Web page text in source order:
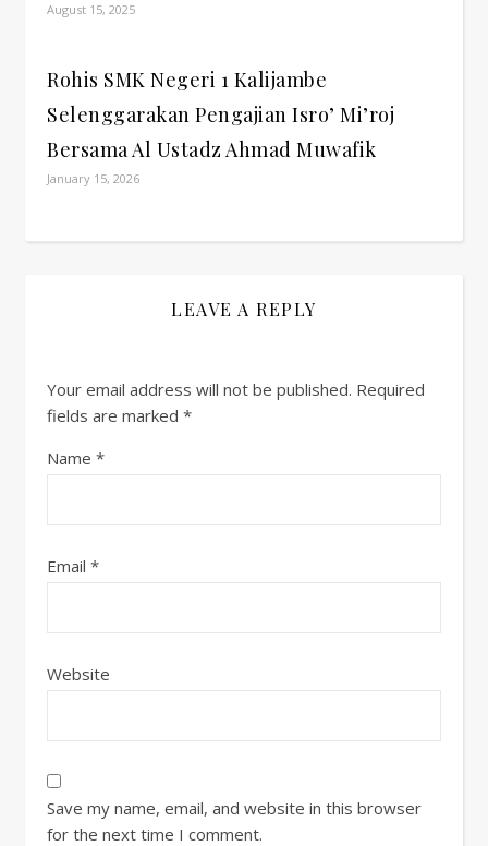
August 15, 2025
Rohis SMK Negeri 1 Kalijambe
Selenggarakan Pengajian Isro’ Mi’roj
Bersama Al Ustadz Ahmad Muwafik
January 15, 2026
LEAVE A REPLY
Your email address will not be published. Required
fields are marked *
Name *
Email *
Website
Save my name, email, and website in this browser
for the next time I comment.